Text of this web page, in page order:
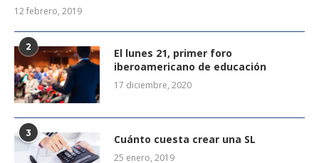
12 febrero, 2019
2
El lunes 21, primer foro
iberoamericano de educación
17 diciembre, 2020
3 Cuánto cuesta crear una SL
25 enero, 2019